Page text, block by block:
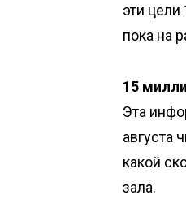
эти цели
пока на
15
Эта
августа
какой
зала.